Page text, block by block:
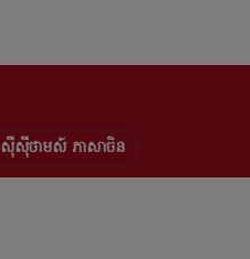
ស៊ីស៊ីថាមស៍ ភាសាចិន